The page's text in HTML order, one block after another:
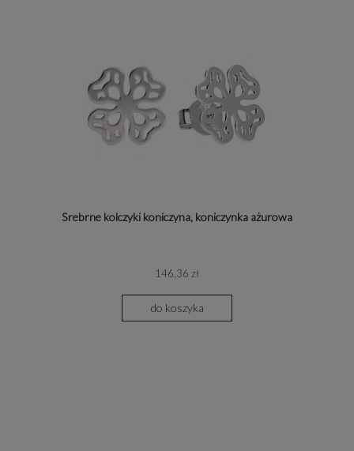
Srebrne kolczyki koniczyna, koniczynka ażurowa
146,36 zł
do koszyka